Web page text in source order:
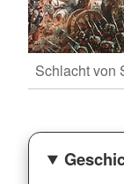
Schlacht von